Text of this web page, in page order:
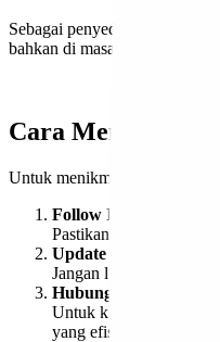
Sebagai penyedia jasa
bahkan di masa-masa sibuk
Cara
Untuk menikmati promo
Follow Instagram
Pastikan Anda
Update Story
Jangan lupa untuk
Hubungi Layanan
Untuk klaim promo,
yang efisien.